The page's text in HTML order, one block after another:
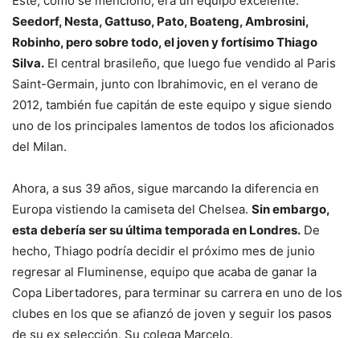
Seedorf, Nesta, Gattuso, Pato, Boateng, Ambrosini,
Robinho, pero sobre todo, el joven y fortísimo Thiago
Silva. El central brasileño, que luego fue vendido al Paris
Saint-Germain, junto con Ibrahimovic, en el verano de
2012, también fue capitán de este equipo y sigue siendo
uno de los principales lamentos de todos los aficionados
del Milan.
Ahora, a sus 39 años, sigue marcando la diferencia en
Europa vistiendo la camiseta del Chelsea. Sin embargo,
esta debería ser su última temporada en Londres. De
hecho, Thiago podría decidir el próximo mes de junio
regresar al Fluminense, equipo que acaba de ganar la
Copa Libertadores, para terminar su carrera en uno de los
clubes en los que se afianzó de joven y seguir los pasos
de su ex selección. Su colega Marcelo.